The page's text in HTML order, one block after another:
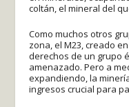
coltán, el mineral del
Como muchos otros
zona, el M23, creado
derechos de un grupo
amenazado. Pero a
expandiendo, la
ingresos crucial para